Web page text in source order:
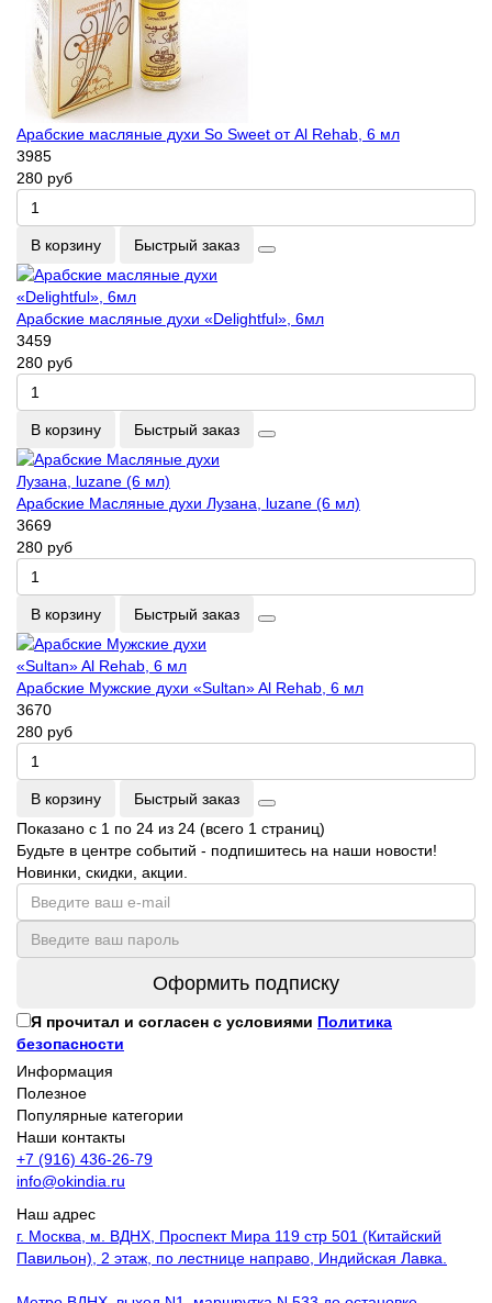
Арабские масляные духи So Sweet от Al Rehab, 6 мл
3985
280 руб
В корзину Быстрый заказ
Арабские масляные духи «Delightful», 6мл
3459
280 руб
В корзину Быстрый заказ
Арабские Масляные духи Лузана, luzane (6 мл)
3669
280 руб
В корзину Быстрый заказ
Арабские Мужские духи «Sultan» Al Rehab, 6 мл
3670
280 руб
В корзину
Быстрый заказ
Показано с 1 по 24 из 24 (всего 1 страниц)
Будьте в центре событий - подпишитесь на наши новости!
Новинки, скидки, акции.
Оформить подписку
Я прочитал и согласен с условиями Политика
безопасности
Информация
Полезное
Популярные категории
Наши контакты
+7 (916) 436-26-79
info@okindia.ru
Наш адрес
г. Москва, м. ВДНХ, Проспект Мира 119 стр 501 (Китайский
Павильон), 2 этаж, по лестнице направо, Индийская Лавка.